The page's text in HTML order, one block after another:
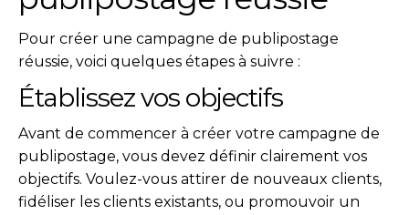
Pour créer une campagne de publipostage
réussie, voici quelques étapes à suivre :
Établissez vos objectifs
Avant de commencer à créer votre campagne de
publipostage, vous devez définir clairement vos
objectifs. Voulez-vous attirer de nouveaux clients,
fidéliser les clients existants, ou promouvoir un